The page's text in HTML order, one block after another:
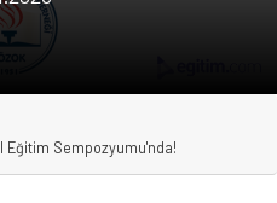
Eğitim Sempozyumu'nda!